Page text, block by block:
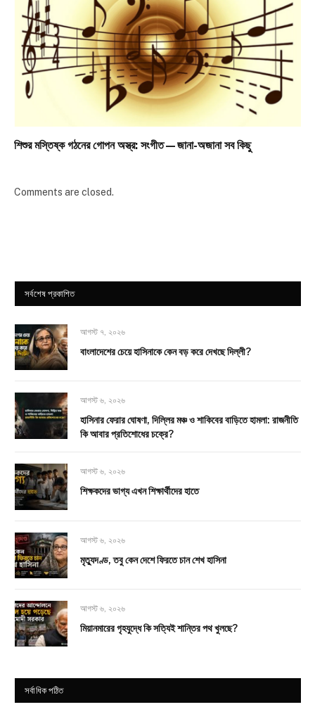
শিশুর মস্তিষ্ক গঠনের গোপন অস্ত্র: সংগীত—জানা-অজানা সব কিছু
Comments are closed.
সর্বশেষ প্রকাশিত
আগস্ট ৭, ২০২৬
বাংলাদেশের চেয়ে হাসিনাকে কেন বড় করে দেখছে দিল্লী?
আগস্ট ৬, ২০২৬
হাসিনার ফেরার ঘোষণা, দিল্লির মঞ্চ ও শাকিবের বাড়িতে হামলা: রাজনীতি
কি আবার প্রতিশোধের চক্রে?
আগস্ট ৬, ২০২৬
শিক্ষকদের ভাগ্য এখন শিক্ষার্থীদের হাতে
আগস্ট ৬, ২০২৬
মৃত্যুদণ্ড, তবু কেন দেশে ফিরতে চান শেখ হাসিনা
আগস্ট ৬, ২০২৬
মিয়ানমারের গৃহযুদ্ধে কি সত্যিই শান্তির পথ খুলছে?
সর্বাধিক পঠিত